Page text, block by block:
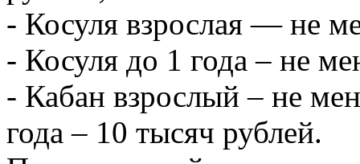
- Косуля взрослая — не
- Косуля до 1 года – не
- Кабан взрослый – не
года – 10 тысяч рублей.